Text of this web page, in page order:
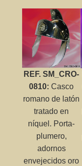
REF. SM_CRO-
0810: Casco
romano de latón
tratado en
níquel. Porta-
plumero,
adornos
envejecidos oro